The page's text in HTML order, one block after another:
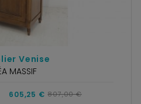
Venise
MASSIF
605,25 € 807,00 €